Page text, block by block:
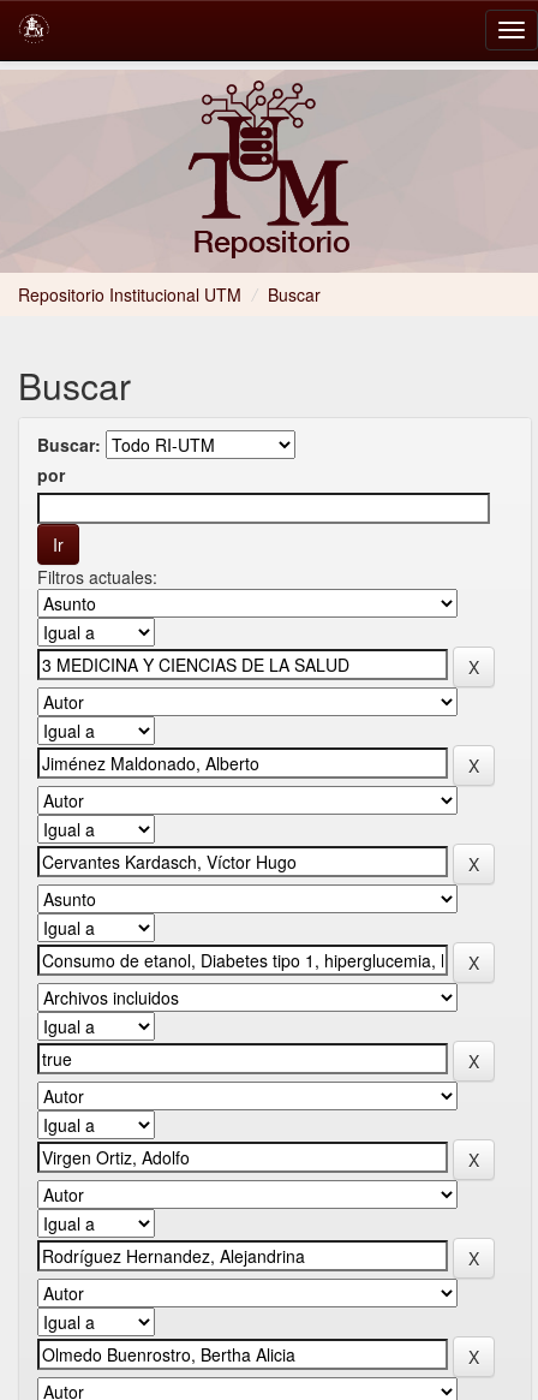
Repositorio Institucional UTM / Buscar
Buscar
Buscar:
por
Filtros actuales: